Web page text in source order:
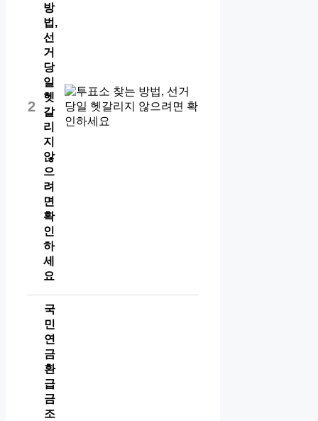
2
방
법,
선
거
당
일
헷
갈
리
지
않
으
려
면
확
인
하
세
요
국
민
연
금
환
급
금
조